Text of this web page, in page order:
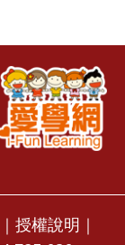
授權說明